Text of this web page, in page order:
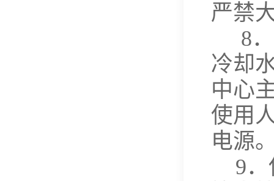
严禁
8
冷却
中心
使用
电源
9